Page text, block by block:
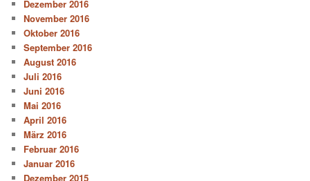
Dezember 2016
November 2016
Oktober 2016
September 2016
August 2016
Juli 2016
Juni 2016
Mai 2016
April 2016
März 2016
Februar 2016
Januar 2016
Dezember 2015